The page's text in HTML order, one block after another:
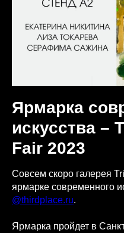
Ярмарка
искусства –
Fair 2023
Совсем скоро галерея
ярмарке современного
@thirdplace.ru.
Ярмарка пройдет в